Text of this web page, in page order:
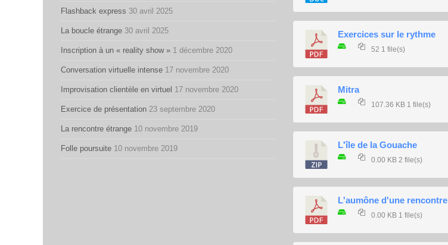
Flashback express 30 avril 2025
La boucle étrange 30 avril 2025
Inscription à un « reality show » 1 décembre 2020
Conversation virtuelle intense 17 novembre 2020
Improvisation clientèle en virtuel 17 novembre 2020
Exercice de présentation 23 septembre 2020
La rencontre étrange 10 novembre 2019
Folle poursuite 10 novembre 2019
Exercices sur le rythme
52 1 file(s)
Mitra
107.36 KB 1 file(s)
L'île de la Gouache
0.00 KB 2 file(s)
L'aumône d'une rencontre
0.00 KB 1 file(s)